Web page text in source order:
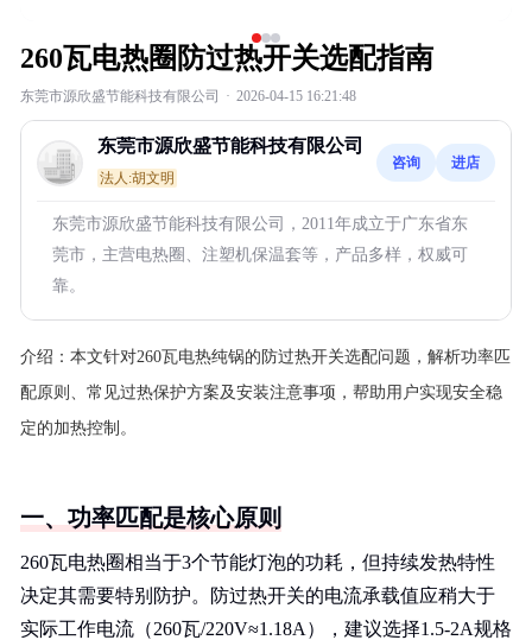
260瓦电热圈防过热开关选配指南
东莞市源欣盛节能科技有限公司 · 2026-04-15 16:21:48
东莞市源欣盛节能科技有限公司
法人:胡文明
咨询 进店
东莞市源欣盛节能科技有限公司，2011年成立于广东省东
莞市，主营电热圈、注塑机保温套等，产品多样，权威可
靠。
介绍： 本文针对260瓦电热纯锅的防过热开关选配问题，解析功率匹
配原则、常见过热保护方案及安装注意事项，帮助用户实现安全稳
定的加热控制。
一、功率匹配是核心原则
260瓦电热圈相当于3个节能灯泡的功耗，但持续发热特性
决定其需要特别防护。防过热开关的电流承载值应稍大于
实际工作电流（260瓦/220V≈1.18A），建议选择1.5-2A规格